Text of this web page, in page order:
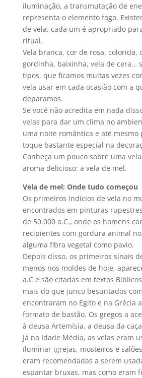
iluminação, a transmutação de
representa o elemento fogo.
de vela, cada um é apropriado
ritual.
Vela branca, cor de rosa, colorida,
gordinha, baixinha, vela de cera…
tipos, que ficamos muitas vezes
vela usar em cada ocasião com a
deparamos.
Se você não acredita em nada
velas para dar um clima no
uma noite romântica e até mesmo
toque bastante especial na
Conheça um pouco sobre uma
aroma delicioso: a vela de mel.
Vela de mel: Onde tudo começou
Os primeiros indícios de vela no
encontrados em pinturas
de 50.000 a.C., onde os homens
recipientes com gordura animal
alguma fibra vegetal como pavio.
Depois disso, os primeiros sinais
menos nos moldes de hoje,
a.C e são citadas em textos
mais do que junco besuntados
encontraram no Egito e na Grécia
formato de bastão. Os gregos a
à deusa Artemísia, a deusa da
Já na Idade Média, as velas eram
iluminar igrejas, mosteiros e
eram recomendadas a serem
espantar bruxas, mas como eram